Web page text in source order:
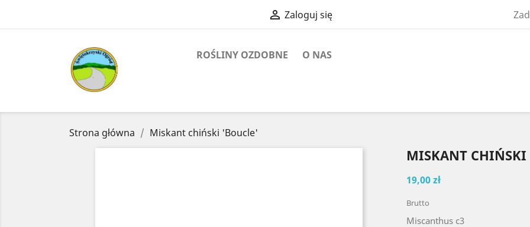
 Zaloguj się
ROŚLINY OZDOBNE O NAS
Strona główna Miskant chiński 'Boucle'
MISKANT
19,00 zł
Brutto
Miscanthus c3